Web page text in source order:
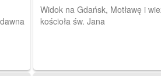
Widok na Gdańsk, Motławę i wieżę
kościoła św. Jana